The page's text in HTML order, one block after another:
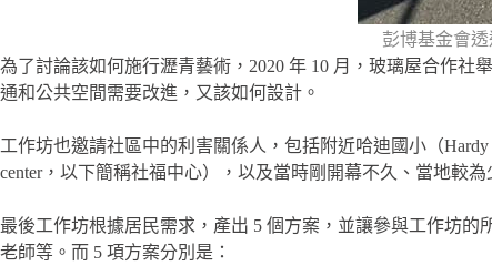
彭博基金會
為了討論該如何施行瀝青藝術，2020 年 10 月，玻璃屋合作社
通和公共空間需要改進，又該如何設計。
工作坊也邀請社區中的利害關係人，包括附近哈迪國小（
center，以下簡稱社福中心），以及當時剛開幕不久、當地較
最後工作坊根據居民需求，產出 5 個方案，並讓參與工作坊
老師等。而 5 項方案分別是：